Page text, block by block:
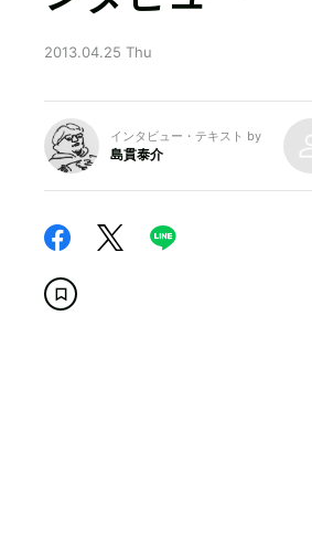
2013.04.25 Thu
インタビュー・テキスト by
島貫泰介